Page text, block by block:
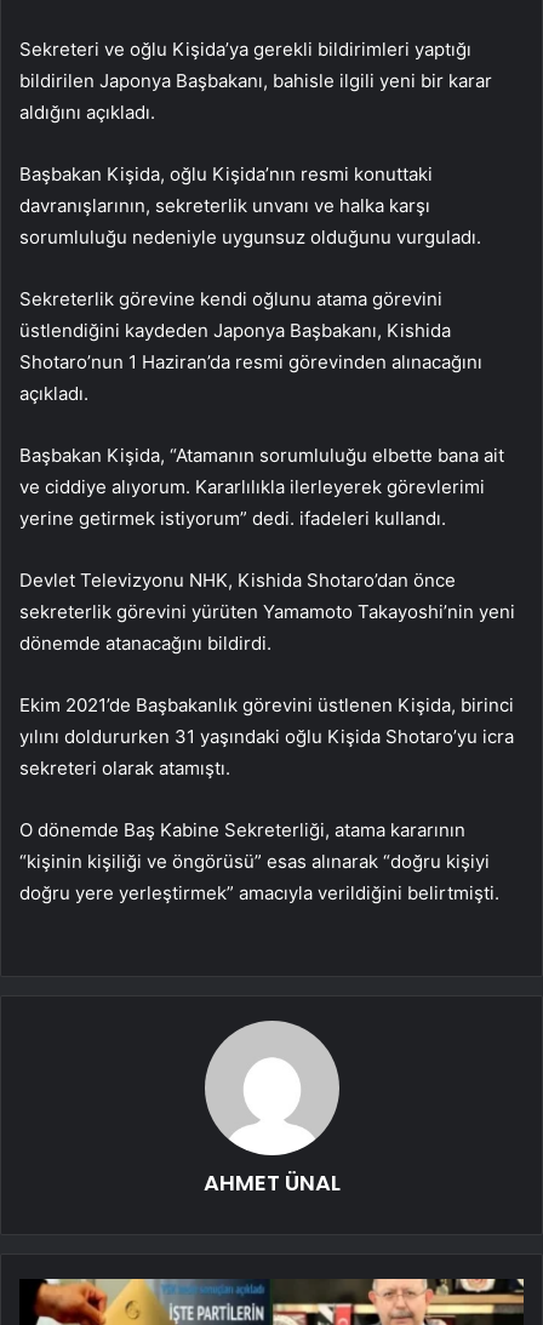
Sekreteri ve oğlu Kişida’ya gerekli bildirimleri yaptığı
bildirilen Japonya Başbakanı, bahisle ilgili yeni bir karar
aldığını açıkladı.
Başbakan Kişida, oğlu Kişida’nın resmi konuttaki
davranışlarının, sekreterlik unvanı ve halka karşı
sorumluluğu nedeniyle uygunsuz olduğunu vurguladı.
Sekreterlik görevine kendi oğlunu atama görevini
üstlendiğini kaydeden Japonya Başbakanı, Kishida
Shotaro’nun 1 Haziran’da resmi görevinden alınacağını
açıkladı.
Başbakan Kişida, “Atamanın sorumluluğu elbette bana ait
ve ciddiye alıyorum. Kararlılıkla ilerleyerek görevlerimi
yerine getirmek istiyorum” dedi. ifadeleri kullandı.
Devlet Televizyonu NHK, Kishida Shotaro’dan önce
sekreterlik görevini yürüten Yamamoto Takayoshi’nin yeni
dönemde atanacağını bildirdi.
Ekim 2021’de Başbakanlık görevini üstlenen Kişida, birinci
yılını doldururken 31 yaşındaki oğlu Kişida Shotaro’yu icra
sekreteri olarak atamıştı.
O dönemde Baş Kabine Sekreterliği, atama kararının
“kişinin kişiliği ve öngörüsü” esas alınarak “doğru kişiyi
doğru yere yerleştirmek” amacıyla verildiğini belirtmişti.
AHMET ÜNAL